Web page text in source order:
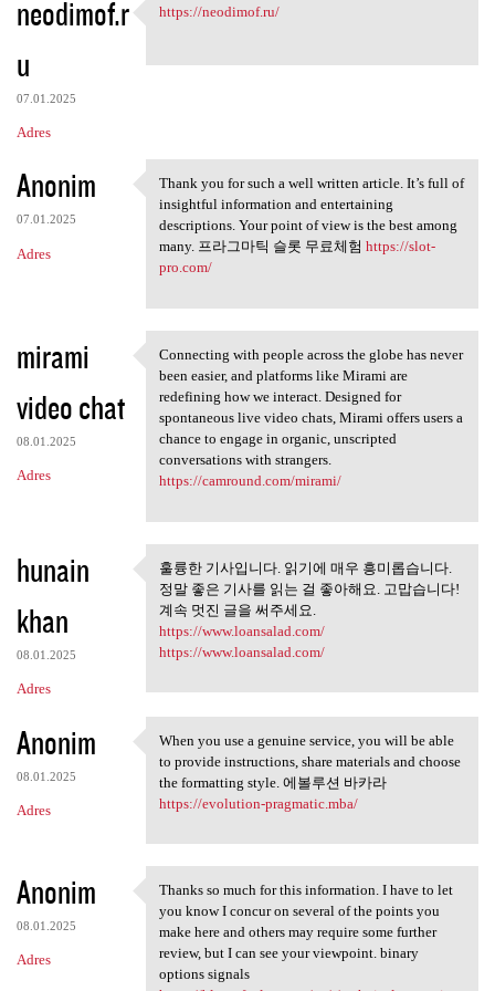
neodimof.r
u
07.01.2025
Adres
https://neodimof.ru/
https://neodimof.ru/
Anonim
07.01.2025
Adres
Thank you for such a well
Thank you for such a well written article. It’s full of
insightful information and entertaining
descriptions. Your point of view is the best among
many. 프라그마틱 슬롯 무료체험 https://slot-
pro.com/
mirami
video chat
08.01.2025
Adres
Connecting with people across
Connecting with people across the globe has never
been easier, and platforms like Mirami are
redefining how we interact. Designed for
spontaneous live video chats, Mirami offers users a
chance to engage in organic, unscripted
conversations with strangers.
https://camround.com/mirami/
hunain
khan
08.01.2025
Adres
훌륭한 기사입니다. 읽기에 매우
흥미롭습니다. 정말
훌륭한 기사입니다. 읽기에 매우 흥미롭습니다.
정말 좋은 기사를 읽는 걸 좋아해요. 고맙습니다!
계속 멋진 글을 써주세요.
https://www.loansalad.com/
https://www.loansalad.com/
Anonim
08.01.2025
Adres
When you use a genuine
When you use a genuine service, you will be able
to provide instructions, share materials and choose
the formatting style. 에볼루션 바카라
https://evolution-pragmatic.mba/
Anonim
08.01.2025
Adres
Thanks so much for this
Thanks so much for this information. I have to let
you know I concur on several of the points you
make here and others may require some further
review, but I can see your viewpoint. binary
options signals